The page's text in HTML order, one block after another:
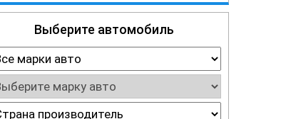
Выберите автомобиль